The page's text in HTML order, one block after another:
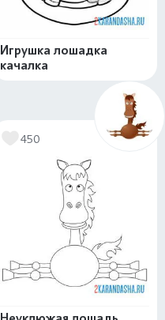
Игрушка лошадка
качалка
450